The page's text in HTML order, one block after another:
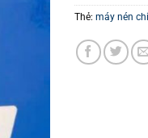
Thẻ: máy nén